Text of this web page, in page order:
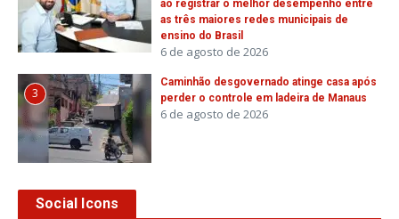
ao registrar o melhor desempenho entre
as três maiores redes municipais de
ensino do Brasil
6 de agosto de 2026
3
Caminhão desgovernado atinge casa após
perder o controle em ladeira de Manaus
6 de agosto de 2026
Social Icons